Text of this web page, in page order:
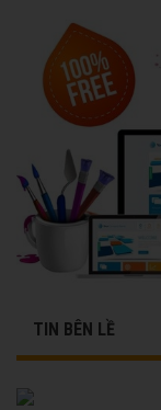
TIN BÊN LỀ